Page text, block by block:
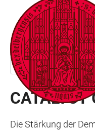
ACCESSIBILITY
LINKS
JUMP
TO
MAIN
CONTENT
OPEN
MAIN
NAVIGATION
OPEN
SEARCH
FORM
This page is only
CATALYST
Die Stärkung der